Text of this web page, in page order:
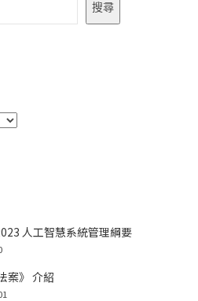
搜尋
人工智慧系統管理綱要
案》 介紹